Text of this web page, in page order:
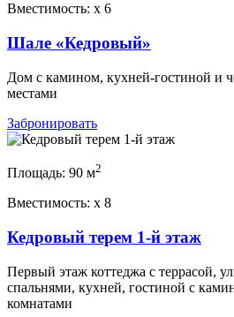
Вместимость: x 6
Шале «Кедровый»
Дом с камином, кухней-гостиной и
местами
Забронировать
Площадь: 90 м2
Вместимость: x 8
Кедровый терем 1-й этаж
Первый этаж коттеджа с террасой,
спальнями, кухней, гостиной с
комнатами